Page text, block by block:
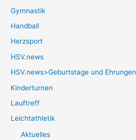
Gymnastik
Handball
Herzsport
HSV.news
HSV.news>Geburtstage und Ehrungen
Kinderturnen
Lauftreff
Leichtathletik
Aktuelles